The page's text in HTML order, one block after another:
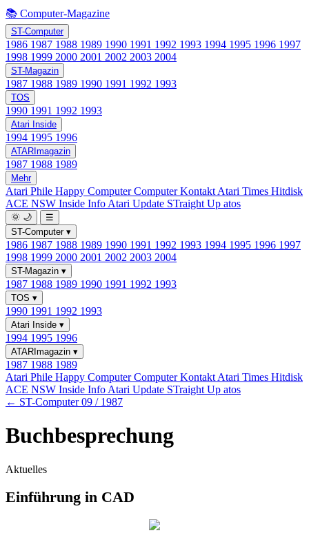
📚 Computer-Magazine
ST-Computer
1986 1987 1988 1989 1990 1991 1992 1993 1994 1995 1996 1997
1998 1999 2000 2001 2002 2003 2004
ST-Magazin
1987 1988 1989 1990 1991 1992 1993
TOS
1990 1991 1992 1993
Atari Inside
1994 1995 1996
ATARImagazin
1987 1988 1989
Mehr
Atari Phile Happy ComputerComputer Kontakt Atari Times Hitdisk
ACE NSW Inside Info Atari Update STraight Up atos
🌞 🌙
☰
ST-Computer ▾
1986 1987 1988 1989 1990 1991 1992 1993 1994 1995 1996 1997
1998 1999 2000 2001 2002 2003 2004
ST-Magazin ▾
1987 1988 1989 1990 1991 1992 1993
TOS ▾
1990 1991 1992 1993
Atari Inside ▾
1994 1995 1996
ATARImagazin ▾
1987 1988 1989
Atari Phile Happy ComputerComputer Kontakt Atari Times Hitdisk
ACE NSW Inside Info Atari Update STraight Up atos
← ST-Computer 09 / 1987
Buchbesprechung
Aktuelles
Einführung in CAD